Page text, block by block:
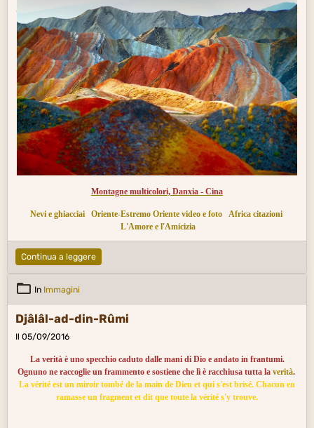
amour. Aie au fond du coeur la racine de l'amour : De cette racine, rien ne peut
sortir de mauvais.
Montagne multicolori, Danxia - Cina
Nevi e ghiacciai Oriente-Estremo Oriente video e foto
Africa citazioni
L'Amore e l'Amicizia
Continua a leggere
In Immagini
Djâlâl-ad-din-Rûmi
Il 05/09/2016
La verità è uno specchio caduto dalle mani di Dio e andato in frantumi.
Ognuno ne raccoglie un frammento e sostiene che lì è racchiusa tutta la verità.
La vérité est un miroir tombé de la main de Dieu et qui s'est brisé. Chacun en
ramasse un fragment et dit que toute la vérité s'y trouve.